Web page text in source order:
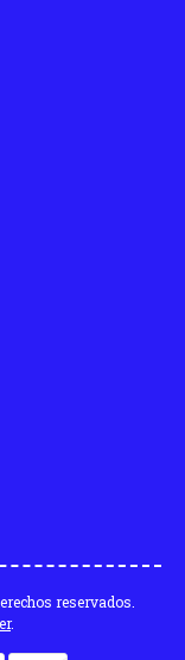
reservados.
.